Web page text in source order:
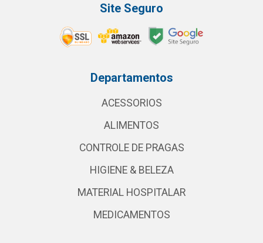
Site Seguro
Departamentos
ACESSORIOS
ALIMENTOS
CONTROLE DE PRAGAS
HIGIENE & BELEZA
MATERIAL HOSPITALAR
MEDICAMENTOS